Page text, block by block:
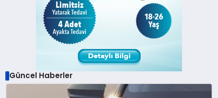
Güncel Haberler